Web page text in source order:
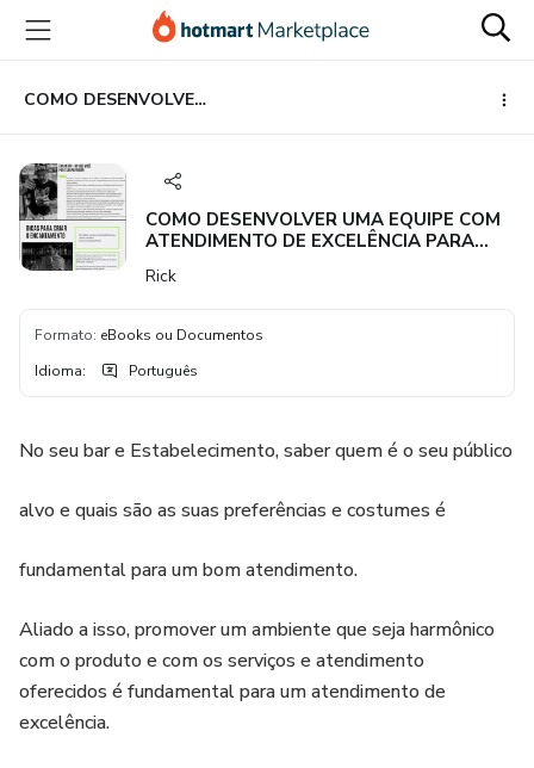
para
conteúdo
principal
para
pagamento
para
rodapé
COMO DESENVOLVER UMA EQUIPE COM ATENDIMENTO DE EXCELÊNCIA PARA OBTER RESULTADOS EXCEPCIONAIS?
COMO DESENVOLVER UMA EQUIPE COM
ATENDIMENTO DE EXCELÊNCIA PARA
Rick
Formato: eBooks ou Documentos
Idioma: Português
No seu bar e Estabelecimento, saber quem é o seu público
alvo e quais são as suas preferências e costumes é
fundamental para um bom atendimento.
Aliado a isso, promover um ambiente que seja harmônico
com o produto e com os serviços e atendimento
oferecidos é fundamental para um atendimento de
excelência.